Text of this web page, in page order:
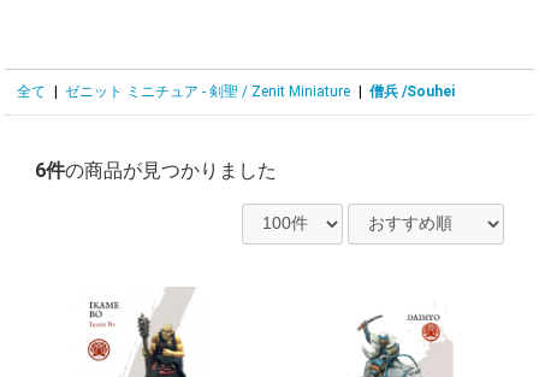
全て ゼニット ミニチュア - 剣聖 / Zenit Miniature 僧兵 /Souhei
6件の商品が見つかりました